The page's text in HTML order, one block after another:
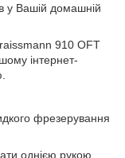
у Вашій домашній
910 OFT
інтернет-
фрезерування
однією рукою